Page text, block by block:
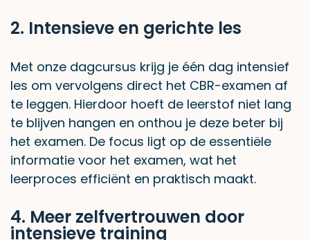
2. Intensieve en gerichte les
Met onze dagcursus krijg je één dag intensief
les om vervolgens direct het CBR-examen af
te leggen. Hierdoor hoeft de leerstof niet lang
te blijven hangen en onthou je deze beter bij
het examen. De focus ligt op de essentiële
informatie voor het examen, wat het
leerproces efficiënt en praktisch maakt.
4. Meer zelfvertrouwen door
intensieve training